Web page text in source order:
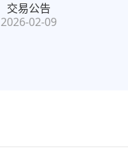
交易公告
2026-02-09